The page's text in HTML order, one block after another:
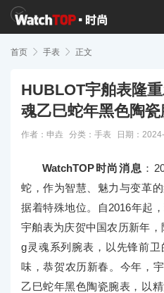
首页  手表  正文
HUBLOT宇舶表隆
魂乙巳蛇年黑色陶
作者：申垚 分类： 手表 日期：
WatchTOP时尚消息 ：
蛇，作为智慧、魅力与变革
据着特殊地位。自2016年起
宇舶表为庆贺中国农历新年
g灵魂系列腕表，以先锋前
味，恭贺农历新春。今年，
乙巳蛇年黑色陶瓷腕表，以